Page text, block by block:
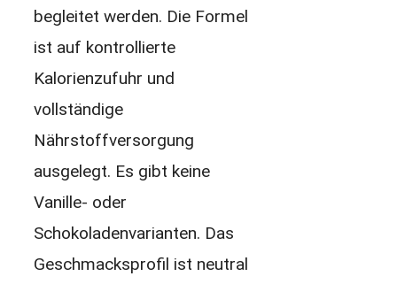
begleitet werden. Die Formel
ist auf kontrollierte
Kalorienzufuhr und
vollständige
Nährstoffversorgung
ausgelegt. Es gibt keine
Vanille- oder
Schokoladenvarianten. Das
Geschmacksprofil ist neutral